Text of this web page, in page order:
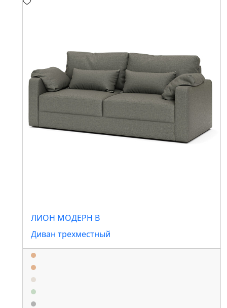
ЛИОН МОДЕРН B
Диван трехместный